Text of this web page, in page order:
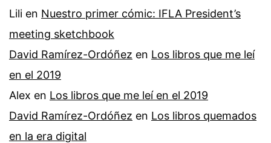
Lili en Nuestro primer cómic: IFLA President’s
meeting sketchbook
David Ramírez-Ordóñez en Los libros que me leí
en el 2019
Alex en Los libros que me leí en el 2019
David Ramírez-Ordóñez en Los libros quemados
en la era digital